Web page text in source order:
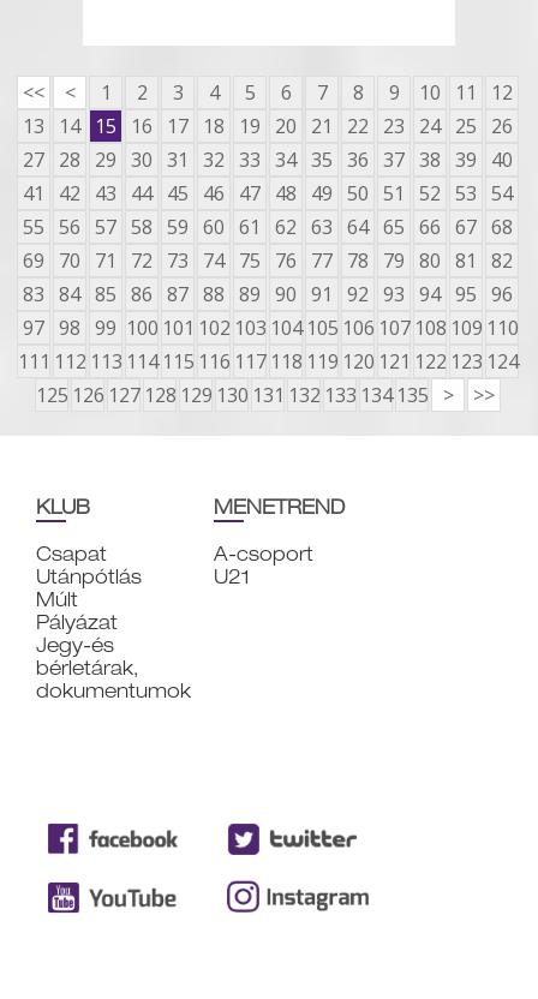
<< < 1 2 3 4 5 6 7 8 9 10 11
12
13
14 15 16 17 18 19 20 21 22 23 24 25
26
27 28 29 30 31 32 33 34 35 36 37 38 39
40
41
42 43 44 45 46 47 48 49 50 51 52 53 54
55 56 57 58 59 60 61 62 63 64 65 66 67 68
69
70 71 72 73 74 75 76 77 78 79 80 81
82
83 84 85 86 87 88 89 90 91 92 93 94 95 96
97 98 99 100 101 102 103 104 105 106 107 108 109 110
111 112 113 114 115 116 117 118 119 120 121 122 123 124
125 126 127 128 129 130 131 132 133 134 135 > >>
KLUB
Csapat
Utánpótlás
Múlt
Pályázat
Jegy-és
bérletárak,
dokumentumok
MENETREND
A-csoport
U21